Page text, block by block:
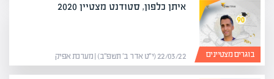
בוגרים מצטיינים
איתן כלפון, סטודנט מצטיין 2020
22/03/22 (י״ט אדר ב׳ תשפ״ב) | מערכת אפיק